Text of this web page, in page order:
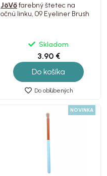
JöVőfarebný štetec na
očnú linku, 09 Eyeliner Brush
Skladom
3.90 €
Do košíka
Do obľúbených
NOVINKA